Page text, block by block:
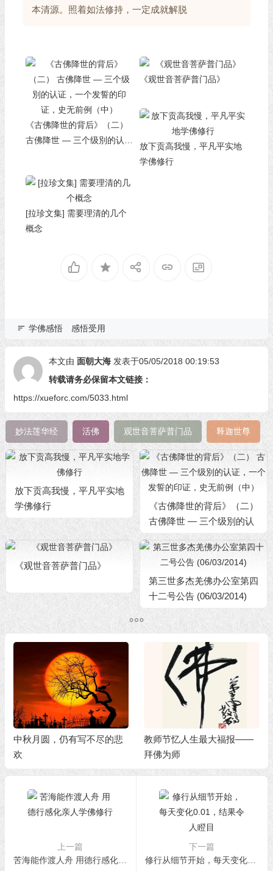
本清源。照着如法修持，一定成就解脱
《古佛降世的背后》（二）
古佛降世 — 三个级別的认
《观世音菩萨普门品》
放下贡高我慢，平凡平实地
学佛修行
[拉珍文集] 需要理清的几个
概念
学佛感悟 感悟受用
本文由 面朝大海 发表于05/05/2018 00:19:53
转载请务必保留本文链接：
https://xueforc.com/5033.html
妙法莲华经 活佛 观世音菩萨普门品 释迦世尊
放下贡高我慢，平凡平实地
学佛修行
《古佛降世的背后》（二）
古佛降世 — 三个级別的认
证，一个发誓的印证，史无
前例（中）
《观世音菩萨普门品》
第三世多杰羌佛办公室第四
十二号公告 (06/03/2014)
中秋月圆，仍有写不尽的悲
欢
教师节忆人生最大福报——
拜佛为师
上一篇
苦海能作渡人舟 用德行感化亲人学佛修行
下一篇
修行从细节开始，每天变化0.01，结果令人瞪目